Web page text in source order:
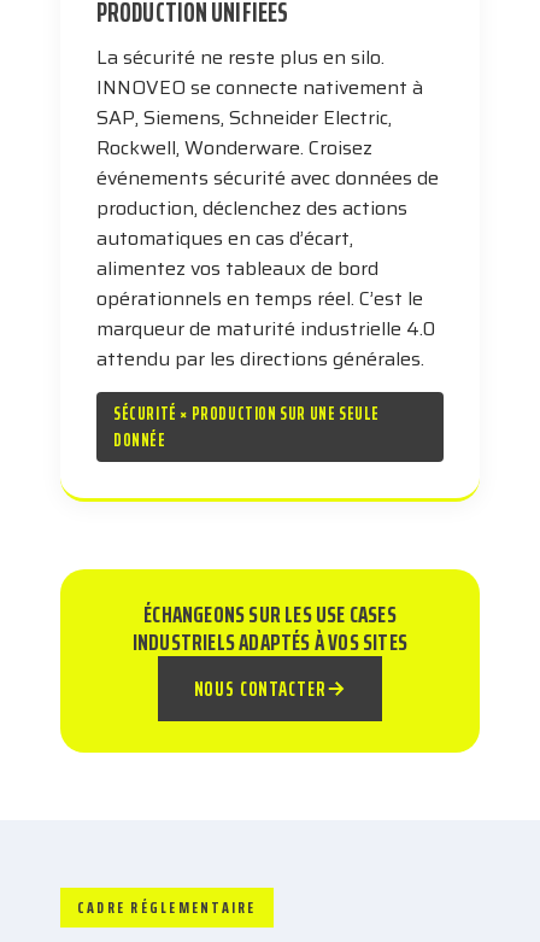
PRODUCTION UNIFIÉES
La sécurité ne reste plus en silo.
INNOVEO se connecte nativement à
SAP, Siemens, Schneider Electric,
Rockwell, Wonderware. Croisez
événements sécurité avec données de
production, déclenchez des actions
automatiques en cas d’écart,
alimentez vos tableaux de bord
opérationnels en temps réel. C’est le
marqueur de maturité industrielle 4.0
attendu par les directions générales.
SÉCURITÉ × PRODUCTION SUR UNE SEULE
DONNÉE
ÉCHANGEONS SUR LES USE CASES
INDUSTRIELS ADAPTÉS À VOS SITES
NOUS CONTACTER
CADRE RÉGLEMENTAIRE